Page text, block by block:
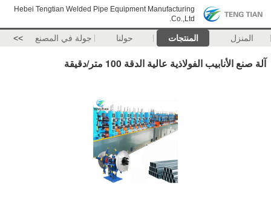
Hebei Tengtian Welded Pipe Equipment Manufacturing
Co.,Ltd.
المنزل المنتجات حولنا جولة في المصنع >>
آلة صنع الأنابيب الفولاذية عالية الدقة 100 متر/دقيقة